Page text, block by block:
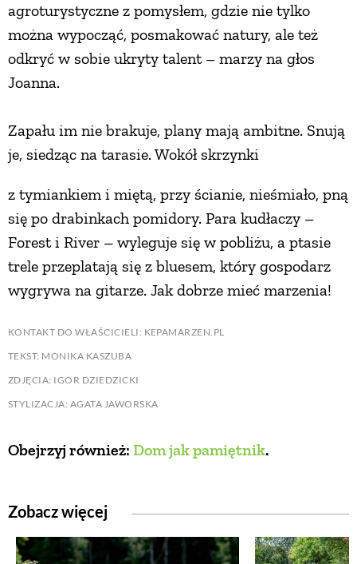
agroturystyczne z pomysłem, gdzie nie tylko
można wypocząć, posmakować natury, ale też
odkryć w sobie ukryty talent – marzy na głos
Joanna.
Zapału im nie brakuje, plany mają ambitne. Snują
je, siedząc na tarasie. Wokół skrzynki
z tymiankiem i miętą, przy ścianie, nieśmiało, pną
się po drabinkach pomidory. Para kudłaczy –
Forest i River – wyleguje się w pobliżu, a ptasie
trele przeplatają się z bluesem, który gospodarz
wygrywa na gitarze. Jak dobrze mieć marzenia!
KONTAKT DO WŁAŚCICIELI: KEPAMARZEN.PL
TEKST: MONIKA KASZUBA
ZDJĘCIA: IGOR DZIEDZICKI
STYLIZACJA: AGATA JAWORSKA
Obejrzyj również: Dom jak pamiętnik.
Zobacz więcej